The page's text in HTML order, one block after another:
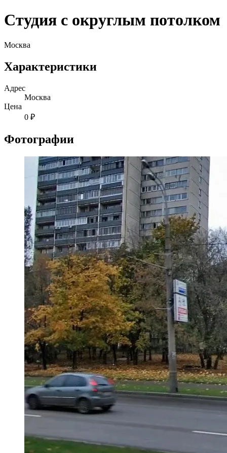
Студия с округлым потолком
Москва
Характеристики
Адрес
Москва
Цена
0 ₽
Фотографии